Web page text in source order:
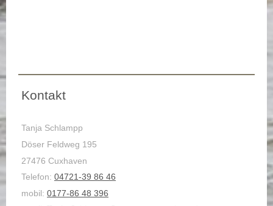
Kontakt
Tanja Schlampp
Döser Feldweg 195
27476 Cuxhaven
Telefon: 04721-39 86 46
mobil: 0177-86 48 396